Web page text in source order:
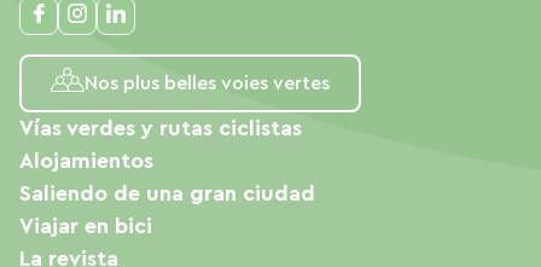
Nos plus belles voies vertes
Vías verdes y rutas ciclistas
Alojamientos
Saliendo de una gran ciudad
Viajar en bici
La revista